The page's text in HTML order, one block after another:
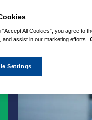
“Accept All Cookies”, you agree to
and assist in our marketing efforts.
Settings